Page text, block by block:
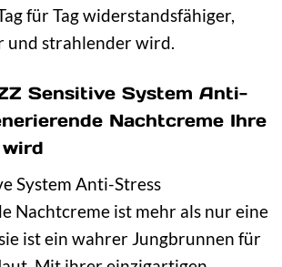
für Tag widerstandsfähiger,
und strahlender wird.
Sensitive System Anti-
Nachtcreme Ihre
System Anti-Stress
Nachtcreme ist mehr als nur eine
ist ein wahrer Jungbrunnen für